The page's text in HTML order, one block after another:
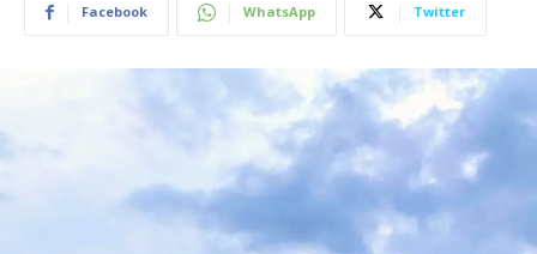
Facebook WhatsApp Twitter